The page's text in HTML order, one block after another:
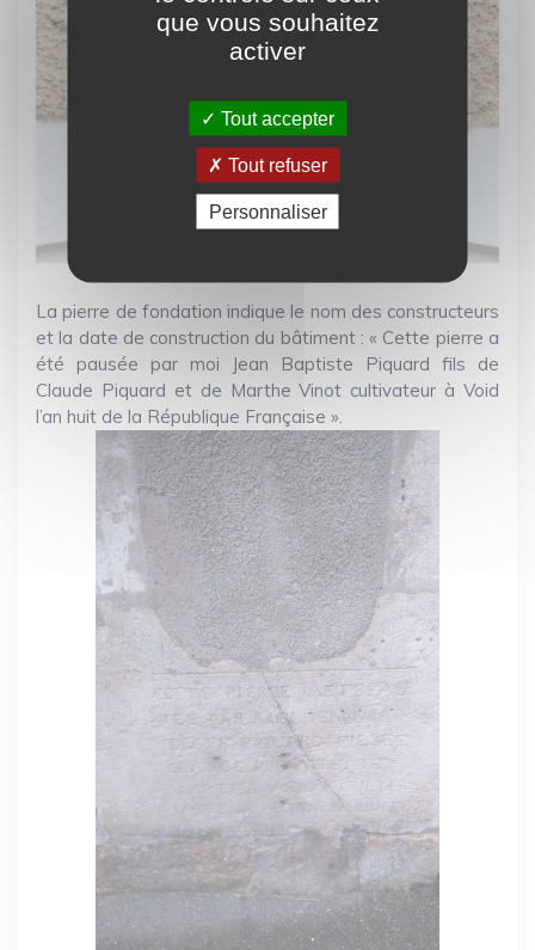
La pierre de fondation indique le nom des constructeurs
et la date de construction du bâtiment : « Cette pierre a
été pausée par moi Jean Baptiste Piquard fils de
Claude Piquard et de Marthe Vinot cultivateur à Void
l’an huit de la République Française ».
que vous souhaitez
activer
Tout accepter
Tout refuser
Personnaliser